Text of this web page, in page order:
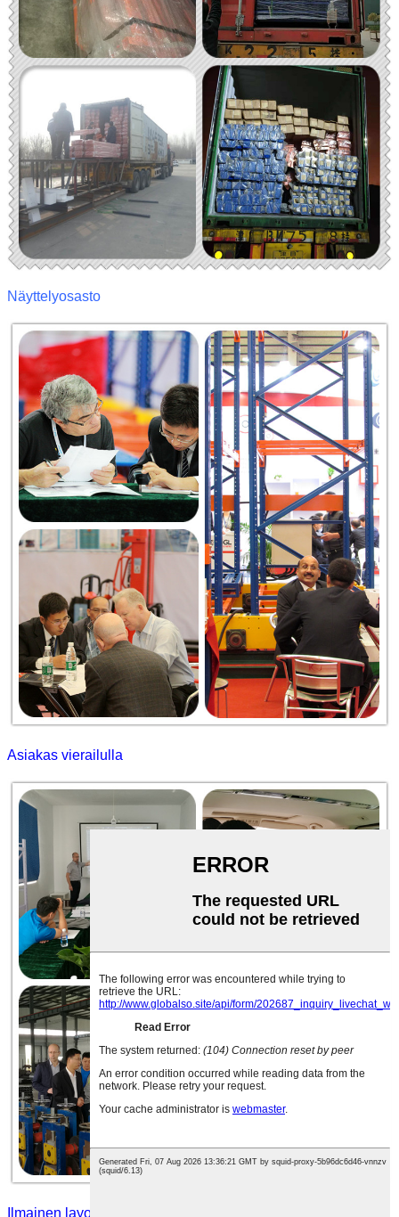
Näyttelyosasto
Asiakas vierailulla
Ilmainen layout-piirustussuunnittelu ja 3D-kuva